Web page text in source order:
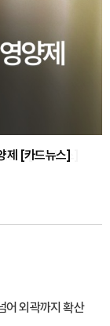
제 [카드뉴스]
어 외곽까지 확산